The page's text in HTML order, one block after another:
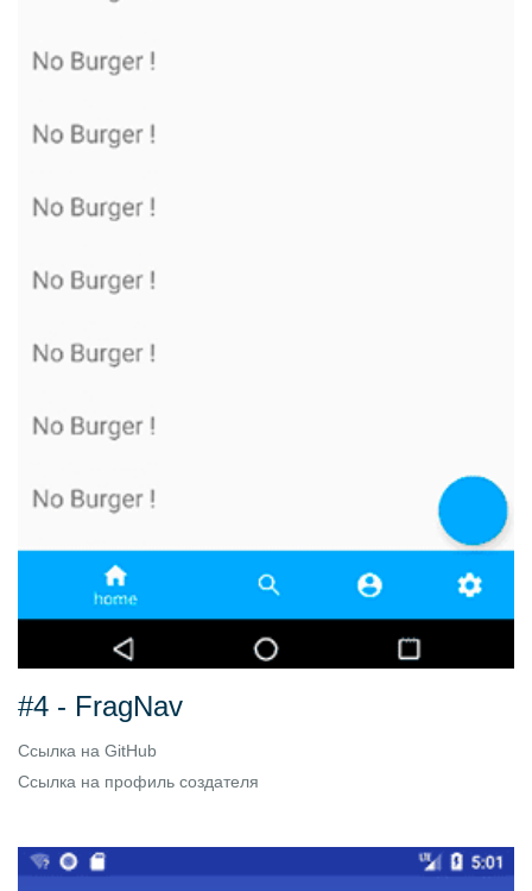
#4 - FragNav
Ссылка на GitHub
Ссылка на профиль создателя